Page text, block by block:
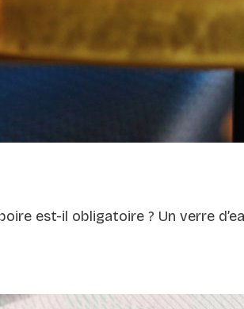
est-il obligatoire ? Un verre